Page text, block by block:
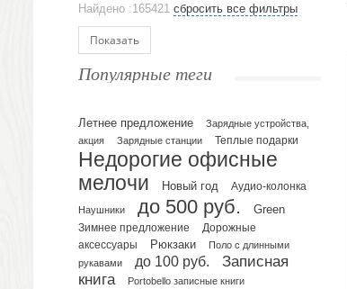
Ежедневники и блокноты
Датированные ежедневники
Планинги и телефонные книжки
Планинги датированные
Планинги недатированные
Телефонные книжки
Еженедельники
Органайзер на ежедневник
Сумки и Рюкзаки
Найдено :165421 сбросить все фильтры
Показать
Популярные теги
Летнее предложение
Зарядные устройства,
акция
Зарядные станции Теплые подарки
Недорогие офисные
мелочи
Новый год Аудио-колонка
Наушники до 500 руб. Green
Зимнее предложение
Дорожные
аксессуары
Рюкзаки
Поло с длинными
рукавами
до 100 руб.
Записная
книга
Portobello записные книги